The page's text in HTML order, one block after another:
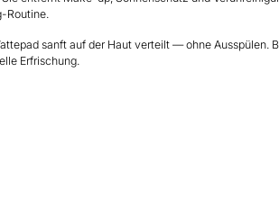
Routine.
sanft auf der Haut verteilt — ohne Ausspülen.
Erfrischung.